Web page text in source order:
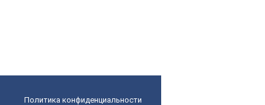
Политика конфиденциальности